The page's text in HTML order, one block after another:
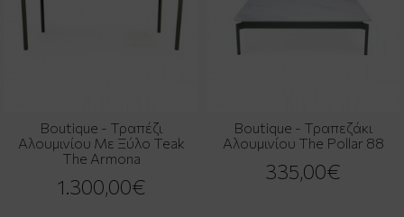
Boutique - Τραπέζι
Αλουμινίου Με Ξύλο Teak
The Armona
1.300,00€
Boutique - Τραπεζάκι
Αλουμινίου The Pollar 88
335,00€